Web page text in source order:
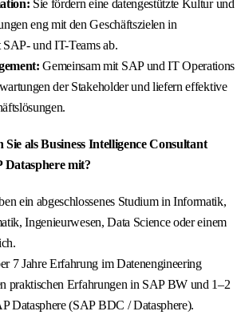
Sie fördern eine datengestützte Kultur und
eng mit den Geschäftszielen in
und IT-Teams ab.
Gemeinsam mit SAP und IT Operations
der Stakeholder und liefern effektive
als Business Intelligence Consultant
Datasphere mit?
ein abgeschlossenes Studium in Informatik,
Ingenieurwesen, Data Science oder einem
7 Jahre Erfahrung im Datenengineering
praktischen Erfahrungen in SAP BW und 1–2
Datasphere (SAP BDC / Datasphere).